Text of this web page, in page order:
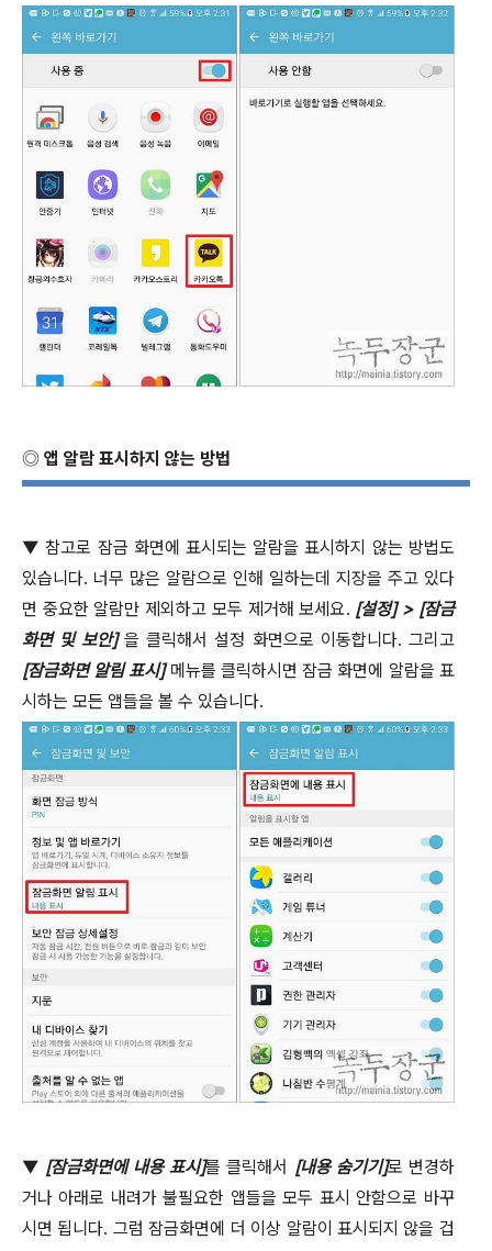
◎ 앱 알람 표시하지 않는 방법
▼ 참고로 잠금 화면에 표시되는 알람을 표시하지 않는 방법도
있습니다. 너무 많은 알람으로 인해 일하는데 지장을 주고 있다
면 중요한 알람만 제외하고 모두 제거해 보세요. [설정] > [잠금
화면 및 보안]을 클릭해서 설정 화면으로 이동합니다. 그리고
[잠금화면 알림 표시]메뉴를 클릭하시면 잠금 화면에 알람을 표
시하는 모든 앱들을 볼 수 있습니다.
▼ [잠금화면에 내용 표시]를 클릭해서 [내용 숨기기]로 변경하
거나 아래로 내려가 불필요한 앱들을 모두 표시 안함으로 바꾸
시면 됩니다. 그럼 잠금화면에 더 이상 알람이 표시되지 않을 겁